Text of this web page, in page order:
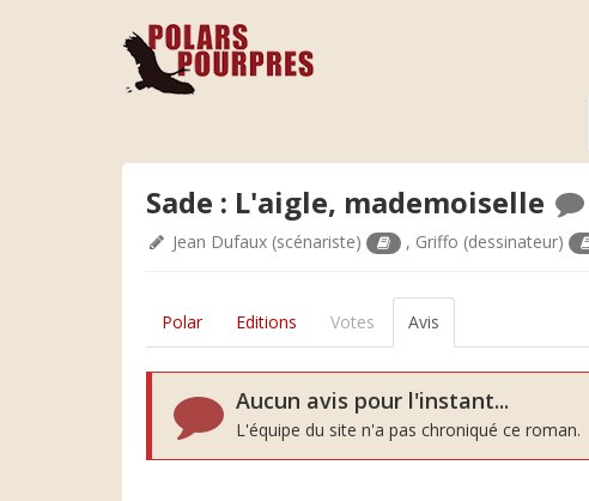
Sade : L'aigle, mademoiselle
Jean Dufaux (scénariste) , Griffo (dessinateur)
Polar Editions Votes Avis
Aucun avis pour l'instant...
L'équipe du site n'a pas chroniqué ce roman.